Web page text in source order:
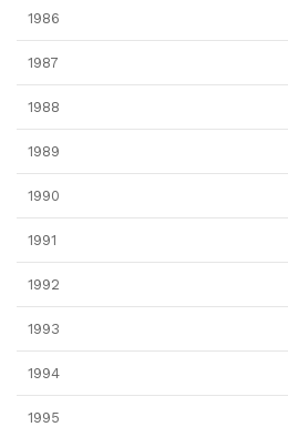
1986
1987
1988
1989
1990
1991
1992
1993
1994
1995